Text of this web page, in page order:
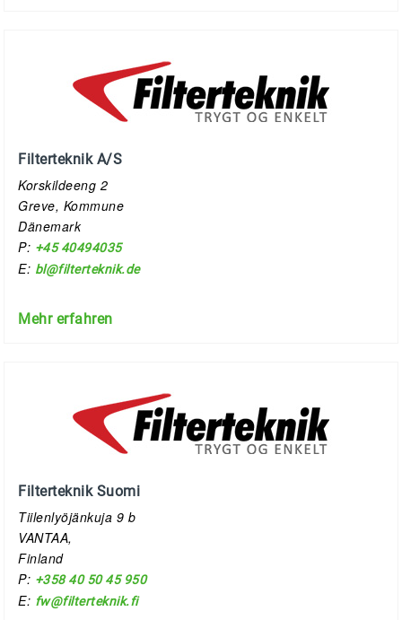
Filterteknik A/S
Korskildeeng 2
Greve, Kommune
Dänemark
P: +45 40494035
E: bl@filterteknik.de
Mehr erfahren
Filterteknik Suomi
Tiilenlyöjänkuja 9 b
VANTAA,
Finland
P: +358 40 50 45 950
E: fw@filterteknik.fi